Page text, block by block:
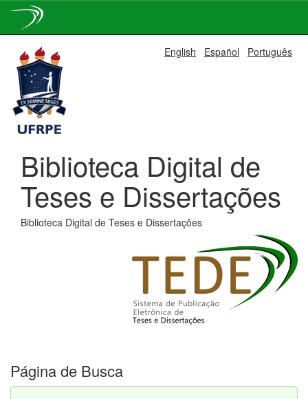
navigation
English Español Português
Biblioteca Digital de
Teses e Dissertações
Biblioteca Digital de Teses e Dissertações
Página de Busca